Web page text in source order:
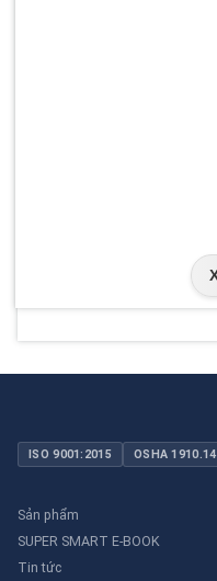
ISO 9001:2015 OSHA
Sản phẩm
SUPER SMART E-BOOK
Tin tức